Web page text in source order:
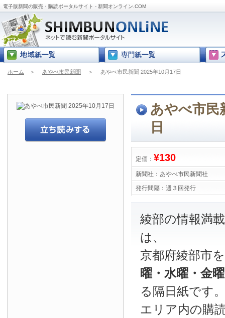
電子版新聞の販売・購読ポータルサイト - 新聞オンライン.COM
ホーム ＞ あやべ市民新聞 ＞ あやべ市民新聞 2025年10月17日
あやべ市民
日
定価： ¥130
新聞社： あやべ市民新聞社
発行間隔： 週３回発行
綾部の情報
は、
京都府綾部市
曜・水曜・金
る隔日紙です
エリア内の購